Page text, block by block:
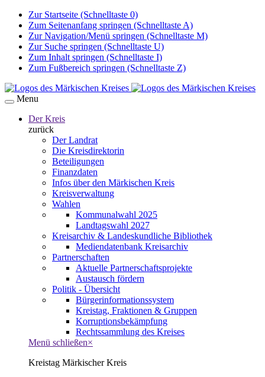
Zur Startseite (Schnelltaste 0)
Zum Seitenanfang springen (Schnelltaste A)
Zur Navigation/Menü springen (Schnelltaste M)
Zur Suche springen (Schnelltaste U)
Zum Inhalt springen (Schnelltaste I)
Zum Fußbereich springen (Schnelltaste Z)
Menu
Der Kreis
zurück
Der Landrat
Die Kreisdirektorin
Beteiligungen
Finanzdaten
Infos über den Märkischen Kreis
Kreisverwaltung
Wahlen
Kommunalwahl 2025
Landtagswahl 2027
Kreisarchiv & Landeskundliche Bibliothek
Mediendatenbank Kreisarchiv
Partnerschaften
Aktuelle Partnerschaftsprojekte
Austausch fördern
Politik - Übersicht
Bürgerinformationssystem
Kreistag, Fraktionen & Gruppen
Korruptionsbekämpfung
Rechtssammlung des Kreises
Menü schließen×
Kreistag Märkischer Kreis